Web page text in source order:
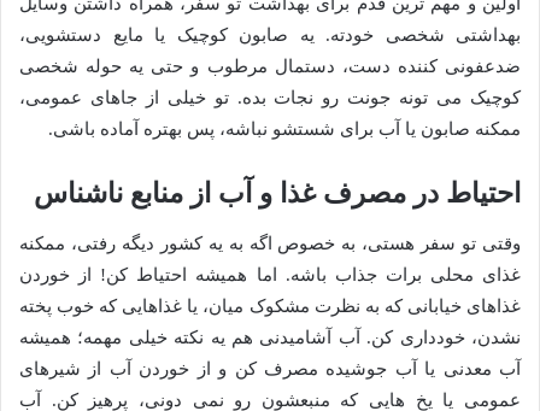
اولین و مهم ترین قدم برای بهداشت تو سفر، همراه داشتن وسایل
بهداشتی شخصی خودته. یه صابون کوچیک یا مایع دستشویی،
ضدعفونی کننده دست، دستمال مرطوب و حتی یه حوله شخصی
کوچیک می تونه جونت رو نجات بده. تو خیلی از جاهای عمومی،
ممکنه صابون یا آب برای شستشو نباشه، پس بهتره آماده باشی.
احتیاط در مصرف غذا و آب از منابع ناشناس
وقتی تو سفر هستی، به خصوص اگه به یه کشور دیگه رفتی، ممکنه
غذای محلی برات جذاب باشه. اما همیشه احتیاط کن! از خوردن
غذاهای خیابانی که به نظرت مشکوک میان، یا غذاهایی که خوب پخته
نشدن، خودداری کن. آب آشامیدنی هم یه نکته خیلی مهمه؛ همیشه
آب معدنی یا آب جوشیده مصرف کن و از خوردن آب از شیرهای
عمومی یا یخ هایی که منبعشون رو نمی دونی، پرهیز کن. آب